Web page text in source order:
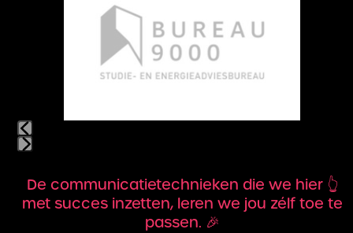
the
carousel
navigation
escape
to
go
De communicatietechnieken die we hier 👆
met succes inzetten, leren we jou zélf toe te
passen. 🎉